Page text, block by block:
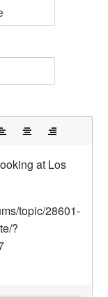
at Los
topic/28601-
?